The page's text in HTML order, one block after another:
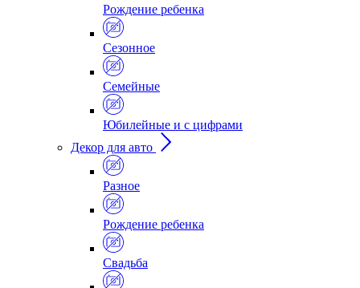
Рождение ребенка
Сезонное
Семейные
Юбилейные и с цифрами
Декор для авто
Разное
Рождение ребенка
Свадьба